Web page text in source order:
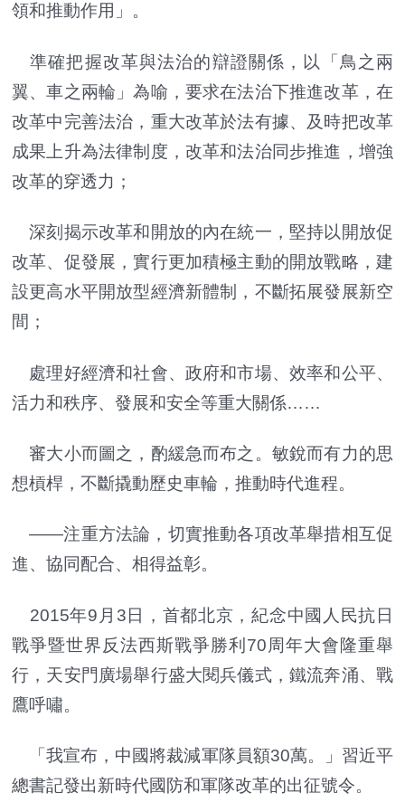
領和推動作用」。
準確把握改革與法治的辯證關係，以「鳥之兩
翼、車之兩輪」為喻，要求在法治下推進改革，在
改革中完善法治，重大改革於法有據、及時把改革
成果上升為法律制度，改革和法治同步推進，增強
改革的穿透力；
深刻揭示改革和開放的內在統一，堅持以開放促
改革、促發展，實行更加積極主動的開放戰略，建
設更高水平開放型經濟新體制，不斷拓展發展新空
間；
處理好經濟和社會、政府和市場、效率和公平、
活力和秩序、發展和安全等重大關係……
審大小而圖之，酌緩急而布之。敏銳而有力的思
想槓桿，不斷撬動歷史車輪，推動時代進程。
——注重方法論，切實推動各項改革舉措相互促
進、協同配合、相得益彰。
2015年9月3日，首都北京，紀念中國人民抗日
戰爭暨世界反法西斯戰爭勝利70周年大會隆重舉
行，天安門廣場舉行盛大閱兵儀式，鐵流奔涌、戰
鷹呼嘯。
「我宣布，中國將裁減軍隊員額30萬。」習近平
總書記發出新時代國防和軍隊改革的出征號令。